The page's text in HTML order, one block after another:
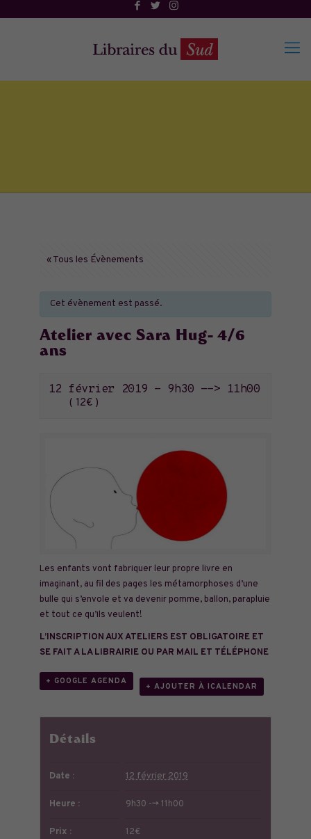
« Tous les Évènements
Cet évènement est passé.
Atelier avec Sara Hug- 4/6
ans
12 février 2019 - 9h30 --> 11h00
12€
Les enfants vont fabriquer leur propre livre en
imaginant, au fil des pages les métamorphoses d’une
bulle qui s’envole et va devenir pomme, ballon, parapluie
et tout ce qu’ils veulent!
L’INSCRIPTION AUX ATELIERS EST OBLIGATOIRE ET
SE FAIT A LA LIBRAIRIE OU PAR MAIL ET TÉLÉPHONE
+ GOOGLE AGENDA
+ AJOUTER À ICALENDAR
Détails
Date : 12 février 2019
Heure : 9h30 --> 11h00
Prix : 12€